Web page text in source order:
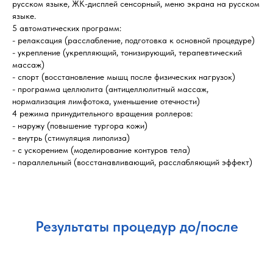
русском языке, ЖК-дисплей сенсорный, меню экрана на русском
языке.
5 автоматических программ:
- релаксация (расслабление, подготовка к основной процедуре)
- укрепление (укрепляющий, тонизирующий, терапевтический
массаж)
- спорт (восстановление мышц после физических нагрузок)
- программа целлюлита (антицеллюлитный массаж,
нормализация лимфотока, уменьшение отечности)
4 режима принудительного вращения роллеров:
- наружу (повышение тургора кожи)
- внутрь (стимуляция липолиза)
- с ускорением (моделирование контуров тела)
- параллельный (восстанавливающий, расслабляющий эффект)
Доставка
Результаты процедур до/после